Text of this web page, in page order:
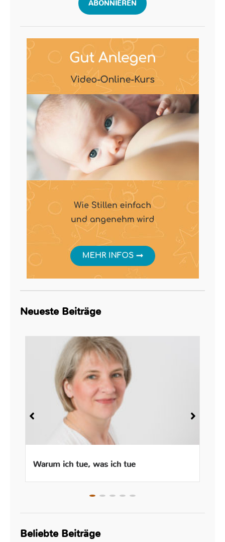
ABONNIEREN
Neueste Beiträge
Warum ich tue, was ich tue
Beliebte Beiträge